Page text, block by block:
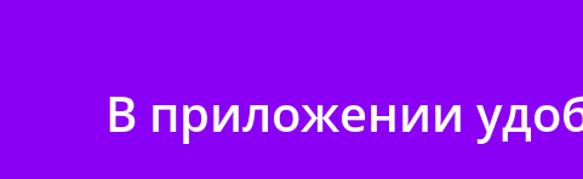
В приложении